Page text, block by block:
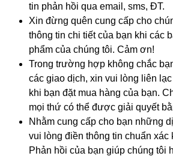
tin phản hồi qua email, sms, ĐT.
Xin đừng quên cung cấp cho
thông tin chi tiết của bạn khi các
phẩm của chúng tôi. Cảm ơn!
Trong trường hợp không chắc
các giao dịch, xin vui lòng liên
khi bạn đặt mua hàng của bạn.
mọi thứ có thể được giải quyết
Nhằm cung cấp cho bạn những
vui lòng điền thông tin chuẩn xác
Phản hồi của bạn giúp chúng tôi